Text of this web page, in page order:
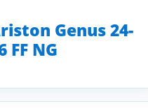
Genus 24-
FF NG